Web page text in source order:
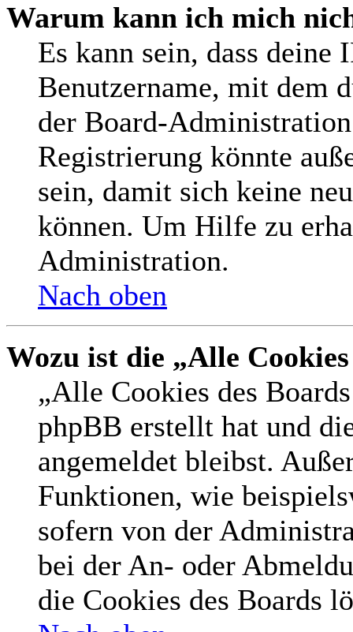
Warum kann ich mich
Es kann sein, dass deine
Benutzername, mit dem
der Board-
Registrierung könnte
sein, damit sich keine
können. Um Hilfe zu
Administration.
Nach oben
Wozu ist die „Alle
„Alle Cookies des
phpBB erstellt hat und
angemeldet bleibst.
Funktionen, wie
sofern von der
bei der An- oder
die Cookies des Boards